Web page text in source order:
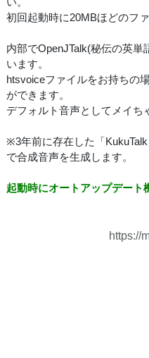
初回起動時に20MBほどのフ
内部でOpenJTalk(秘伝の英
います。
htsvoiceファイルをお持ちの
ができます。
デフォルト音声としてメイち
※3年前に存在した「
で合成音声を生成します。
起動時にオートアップデート
https://